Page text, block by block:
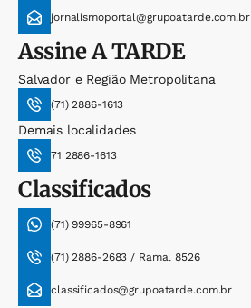
jornalismoportal@grupoatarde.com.br
AssineA TARDE
Salvador e Região Metropolitana
(71) 2886-1613
Demais localidades
71 2886-1613
Classificados
(71) 99965-8961
(71) 2886-2683 / Ramal 8526
classificados@grupoatarde.com.br